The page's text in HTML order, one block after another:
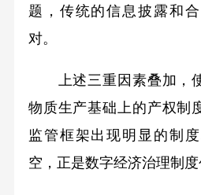
题，传统的信息披露和
对。
上述三重因素叠加，
物质生产基础上的产权制
监管框架出现明显的制
空，正是数字经济治理制度